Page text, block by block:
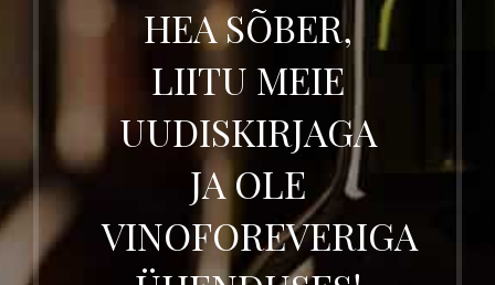
HEA SÕBER,
LIITU MEIE
UUDISKIRJAGA
JA OLE
VINOFOREVERIGA